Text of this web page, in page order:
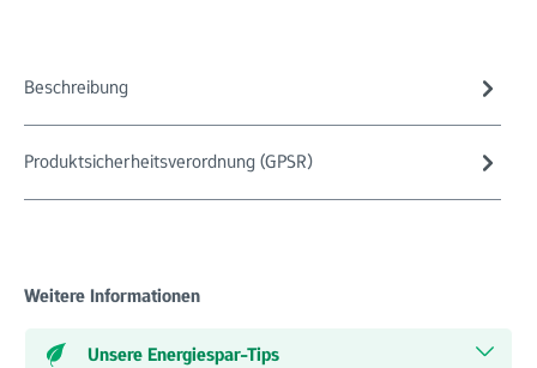
Beschreibung
Produktsicherheitsverordnung (GPSR)
Weitere Informationen
Unsere Energiespar-Tips